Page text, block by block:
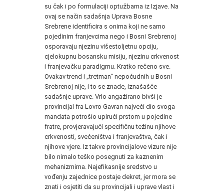
su čak i po formulaciji optužbama iz Izjave. Na
ovaj se način sadašnja Uprava Bosne
Srebrene identificira s onima koji ne samo
pojedinim franjevcima nego i Bosni Srebrenoj
osporavaju njezinu višestoljetnu opciju,
cjelokupnu bosansku misiju, njezinu crkvenost
i franjevačku paradigmu. Kratko rečeno sve.
Ovakav trend i „tretman“ nepoćudnih u Bosni
Srebrenoj nije, i to se znade, iznašašće
sadašnje uprave. Vrlo angažirano bivši je
provincijal fra Lovro Gavran najveći dio svoga
mandata potrošio upirući prstom u pojedine
fratre, provjeravajući specifičnu težinu njihove
crkvenosti, svećeništva i franjevaštva, čak i
njihove vjere. Iz takve provincijalove vizure nije
bilo nimalo teško posegnuti za kaznenim
mehanizmima. Najefikasnije sredstvo u
vođenju zajednice postaje dekret, jer mora se
znati i osjetiti da su provincijali i uprave vlast i